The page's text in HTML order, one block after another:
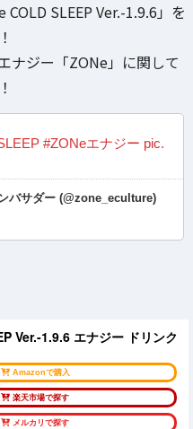
SLEEP Ver.-1.9.6」を
ナジー「ZONe」に関して
#ZONeエナジー pic.
バサダー (@zone_eculture)
Ver.-1.9.6 エナジー ドリンク
Amazonで購入
楽天市場で探す
メルカリで探す